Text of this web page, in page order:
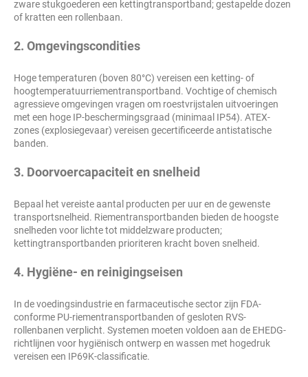
zware stukgoederen een kettingtransportband; gestapelde dozen
of kratten een rollenbaan.
2. Omgevingscondities
Hoge temperaturen (boven 80°C) vereisen een ketting- of
hoogtemperatuurriementransportband. Vochtige of chemisch
agressieve omgevingen vragen om roestvrijstalen uitvoeringen
met een hoge IP-beschermingsgraad (minimaal IP54). ATEX-
zones (explosiegevaar) vereisen gecertificeerde antistatische
banden.
3. Doorvoercapaciteit en snelheid
Bepaal het vereiste aantal producten per uur en de gewenste
transportsnelheid. Riementransportbanden bieden de hoogste
snelheden voor lichte tot middelzware producten;
kettingtransportbanden prioriteren kracht boven snelheid.
4. Hygiëne- en reinigingseisen
In de voedingsindustrie en farmaceutische sector zijn FDA-
conforme PU-riementransportbanden of gesloten RVS-
rollenbanen verplicht. Systemen moeten voldoen aan de EHEDG-
richtlijnen voor hygiënisch ontwerp en wassen met hogedruk
vereisen een IP69K-classificatie.